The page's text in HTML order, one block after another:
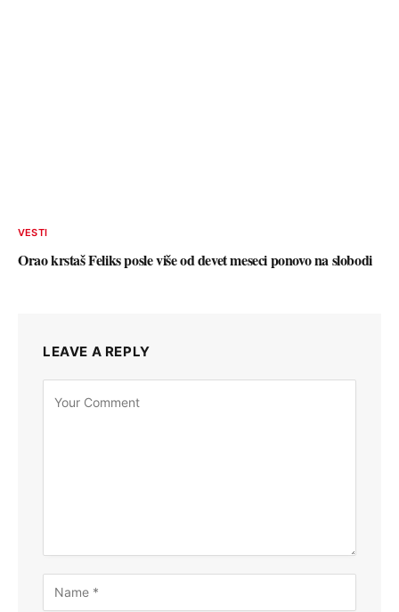
VESTI
Orao krstaš Feliks posle više od devet meseci ponovo na slobodi
LEAVE A REPLY